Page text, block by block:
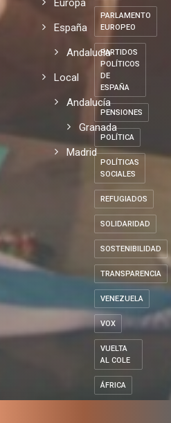
España
Andalucia
Local
Andalucía
Granada
Madrid
PARLAMENTO
EUROPEO
PARTIDOS
POLÍTICOS
DE
ESPAÑA
PENSIONES
POLÍTICA
POLÍTICAS
SOCIALES
REFUGIADOS
SOLIDARIDAD
SOSTENIBILIDAD
TRANSPARENCIA
VENEZUELA
VOX
VUELTA
AL COLE
ÁFRICA